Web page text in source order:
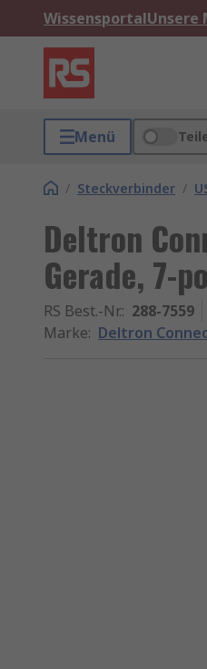
WissensportalUnsere
Menü
/ Steckverbinder /
Deltron
Gerade, 7-
RS Best.-Nr.: 288-7559
Marke: Deltron